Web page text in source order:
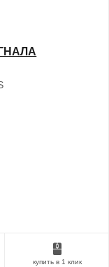
купить в 1 клик